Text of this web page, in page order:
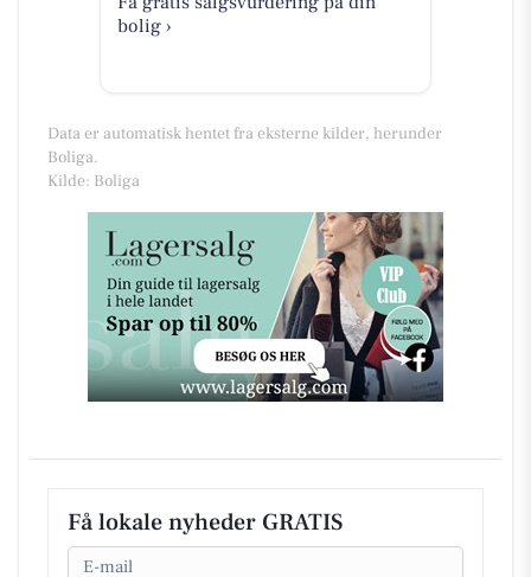
bolig ›
Data er automatisk hentet fra eksterne kilder, herunder
Boliga.
Kilde: Boliga
Få lokale nyheder GRATIS
Email